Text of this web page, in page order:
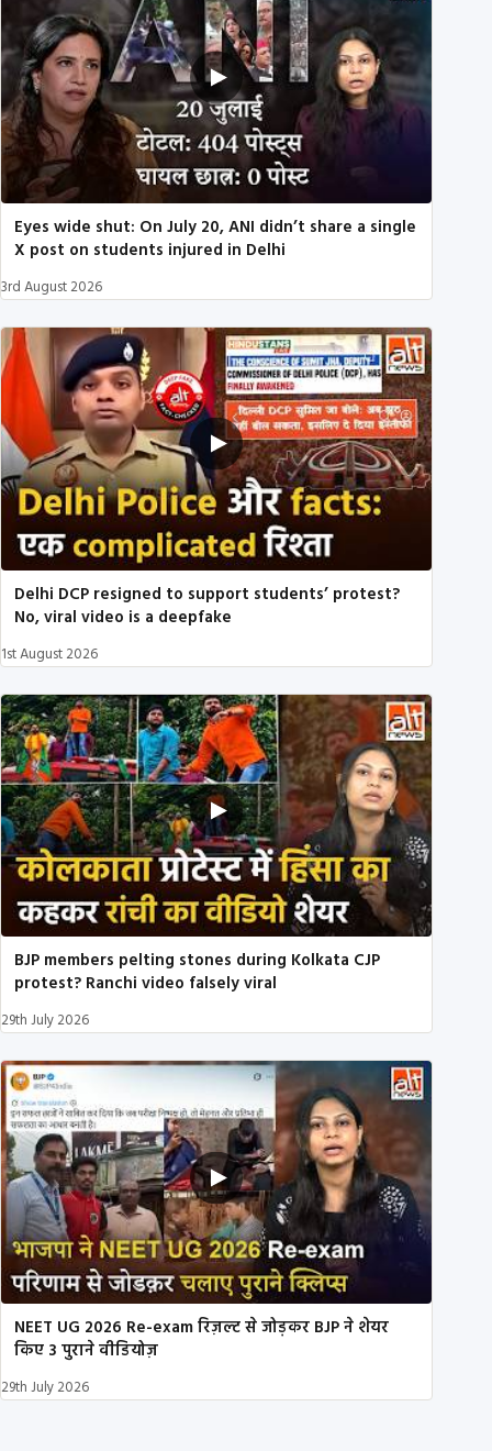
Eyes wide shut: On July 20, ANI didn’t share a single
X post on students injured in Delhi
3rd August 2026
Delhi DCP resigned to support students’ protest?
No, viral video is a deepfake
1st August 2026
BJP members pelting stones during Kolkata CJP
protest? Ranchi video falsely viral
29th July 2026
NEET UG 2026 Re-exam रिज़ल्ट से जोड़कर BJP ने शेयर
किए 3 पुराने वीडियोज़
29th July 2026